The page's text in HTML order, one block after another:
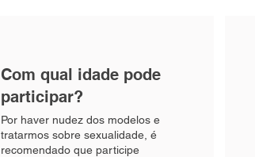
Com qual idade pode
participar?
Por haver nudez dos modelos e
tratarmos sobre sexualidade, é
recomendado que participe